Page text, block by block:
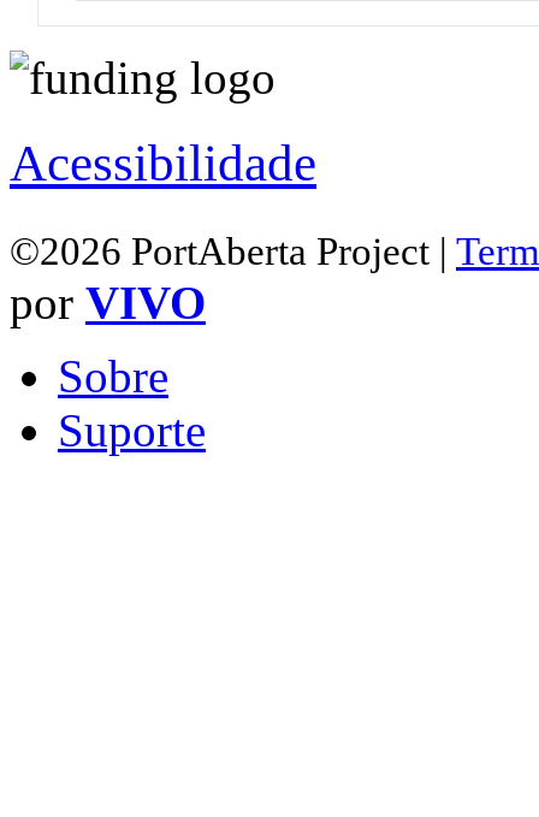
Acessibilidade
©2026 PortAberta Project |
por VIVO
Sobre
Suporte